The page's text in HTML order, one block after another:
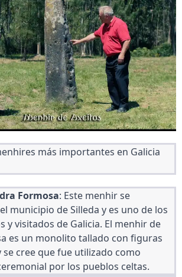
más importantes en Galicia
Formosa: Este menhir se
municipio de Silleda y es uno de los
y visitados de Galicia. El menhir de
es un monolito tallado con figuras
se cree que fue utilizado como
por los pueblos celtas.